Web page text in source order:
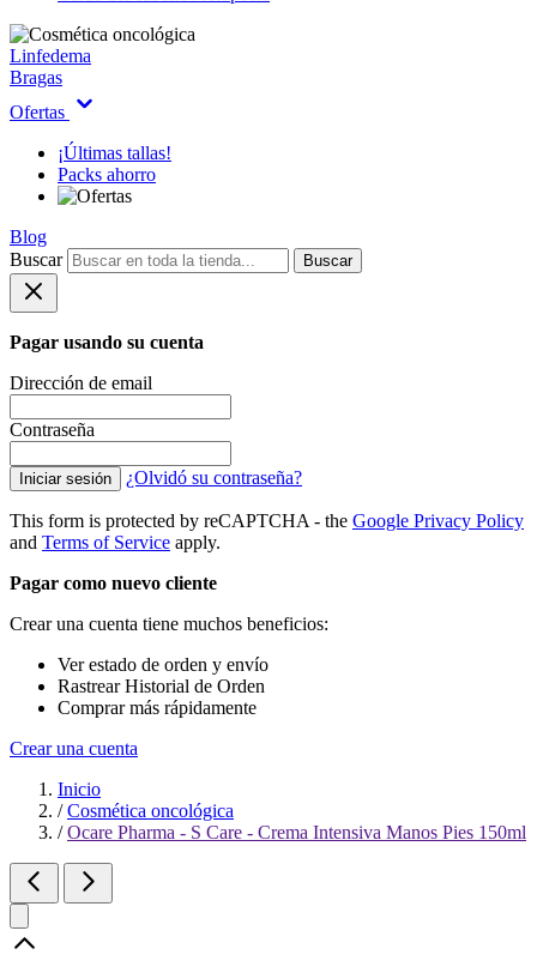
Linfedema
Bragas
Ofertas
¡Últimas tallas!
Packs ahorro
Blog
Buscar
Buscar
Pagar usando su cuenta
Dirección de email
Contraseña
Iniciar sesión ¿Olvidó su contraseña?
This form is protected by reCAPTCHA - the Google Privacy Policy
and Terms of Service apply.
Pagar como nuevo cliente
Crear una cuenta tiene muchos beneficios:
Ver estado de orden y envío
Rastrear Historial de Orden
Comprar más rápidamente
Crear una cuenta
Inicio
/ Cosmética oncológica
/ Ocare Pharma - S Care - Crema Intensiva Manos Pies 150ml